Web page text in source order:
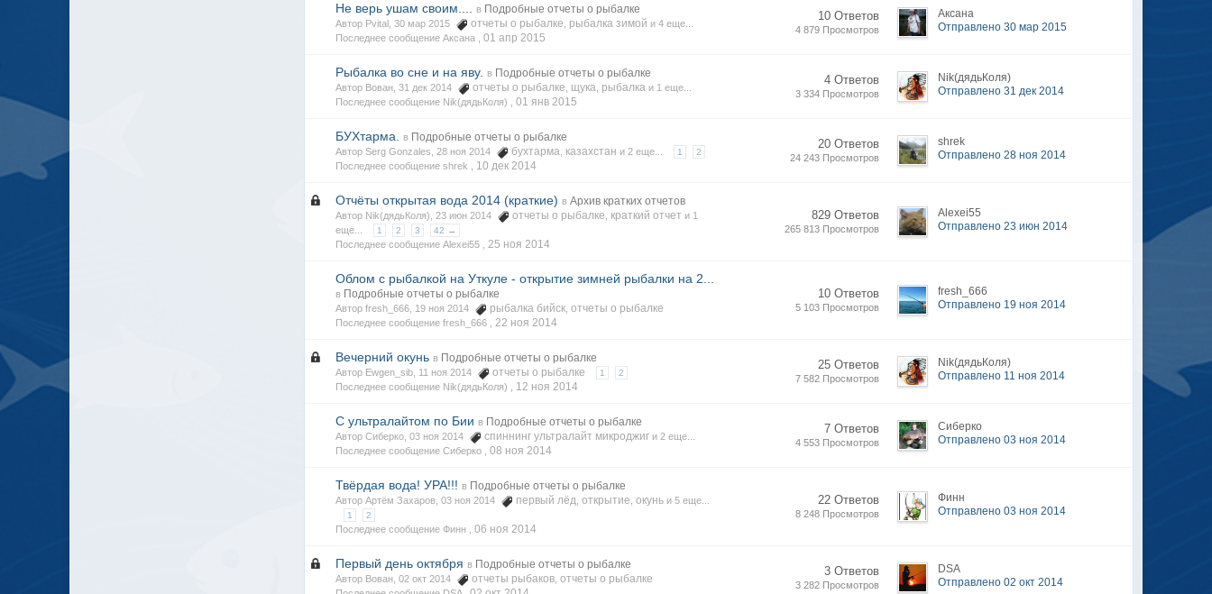
Не верь ушам своим.... в Подробные отчеты о рыбалке
Автор Pvital, 30 мар 2015 отчеты о рыбалке рыбалка зимой и 4 еще...
Последнее сообщение Аксана ,01 апр 2015
10 Ответов
4 879 Просмотров
Аксана
Отправлено 30 мар 2015
Рыбалка во сне и на яву. в Подробные отчеты о рыбалке
Автор Вован, 31 дек 2014 отчеты о рыбалке щука рыбалка и 1 еще...
Последнее сообщение Nik(дядьКоля) ,01 янв 2015
4 Ответов
3 334 Просмотров
Nik(дядьКоля)
Отправлено 31 дек 2014
БУХтарма. в Подробные отчеты о рыбалке
Автор Serg Gonzales, 28 ноя 2014 бухтарма казахстан и 2 еще... 1 2
Последнее сообщение shrek , 10 дек 2014
20 Ответов
24 243 Просмотров
shrek
Отправлено 28 ноя 2014
Отчёты открытая вода 2014 (краткие) в Архив кратких отчетов
Автор Nik(дядьКоля), 23 июн 2014 отчеты о рыбалке краткий отчет и 1
еще...
1 2 3 42 →
Последнее сообщение Alexei55 , 25 ноя 2014
829 Ответов
265 813 Просмотров
Alexei55
Отправлено 23 июн 2014
Облом с рыбалкой на Уткуле - открытие зимней рыбалки на 2...
в Подробные отчеты о рыбалке
Автор fresh_666, 19 ноя 2014 рыбалка бийск ,отчеты о рыбалке
Последнее сообщение fresh_666 , 22 ноя 2014
10 Ответов
5 103 Просмотров
fresh_666
Отправлено 19 ноя 2014
Вечерний окунь в Подробные отчеты о рыбалке
Автор Ewgen_sib, 11 ноя 2014 отчеты о рыбалке 1 2
Последнее сообщение Nik(дядьКоля) , 12 ноя 2014
25 Ответов
7 582 Просмотров
Nik(дядьКоля)
Отправлено 11 ноя 2014
С ультралайтом по Бии в Подробные отчеты о рыбалке
Автор Сиберко, 03 ноя 2014 спиннинг ультралайт микроджиг и 2 еще...
Последнее сообщение Сиберко ,08 ноя 2014
7 Ответов
4 553 Просмотров
Сиберко
Отправлено 03 ноя 2014
Твёрдая вода! УРА!!! в Подробные отчеты о рыбалке
Автор Артём Захаров, 03 ноя 2014 первый лёд ,открытие ,окунь и 5 еще...
1 2
Последнее сообщение Финн ,06 ноя 2014
22 Ответов
8 248 Просмотров
Финн
Отправлено 03 ноя 2014
Первый день октября в Подробные отчеты о рыбалке
Автор Вован, 02 окт 2014 отчеты рыбаков ,отчеты о рыбалке
3 Ответов
3 282 Просмотров
DSA
Отправлено 02 окт 2014